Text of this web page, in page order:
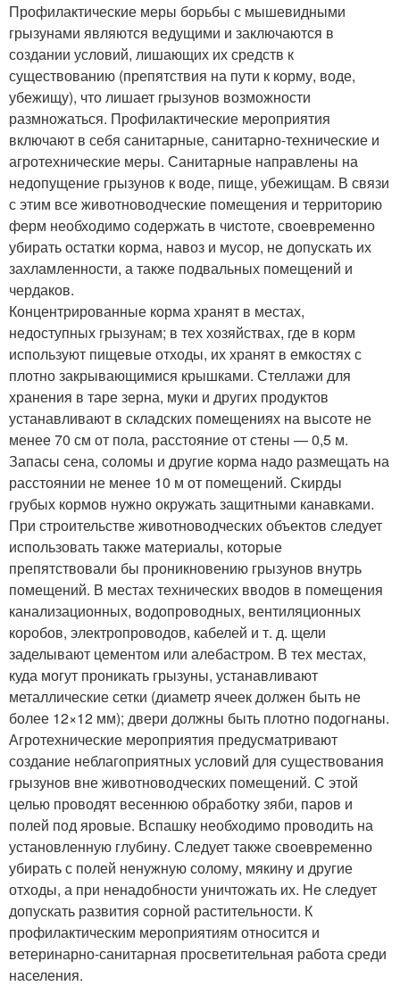
Профилактические меры борьбы с мышевидными
грызунами являются ведущими и заключаются в
создании условий, лишающих их средств к
существованию (препятствия на пути к корму, воде,
убежищу), что лишает грызунов возможности
размножаться. Профилактические мероприятия
включают в себя санитарные, санитарно-технические и
агротехнические меры. Санитарные направлены на
недопущение грызунов к воде, пище, убежищам. В связи
с этим все животноводческие помещения и территорию
ферм необходимо содержать в чистоте, своевременно
убирать остатки корма, навоз и мусор, не допускать их
захламленности, а также подвальных помещений и
чердаков.
Концентрированные корма хранят в местах,
недоступных грызунам; в тех хозяйствах, где в корм
используют пищевые отходы, их хранят в емкостях с
плотно закрывающимися крышками. Стеллажи для
хранения в таре зерна, муки и других продуктов
устанавливают в складских помещениях на высоте не
менее 70 см от пола, расстояние от стены — 0,5 м.
Запасы сена, соломы и другие корма надо размещать на
расстоянии не менее 10 м от помещений. Скирды
грубых кормов нужно окружать защитными канавками.
При строительстве животноводческих объектов следует
использовать также материалы, которые
препятствовали бы проникновению грызунов внутрь
помещений. В местах технических вводов в помещения
канализационных, водопроводных, вентиляционных
коробов, электропроводов, кабелей и т. д. щели
заделывают цементом или алебастром. В тех местах,
куда могут проникать грызуны, устанавливают
металлические сетки (диаметр ячеек должен быть не
более 12×12 мм); двери должны быть плотно подогнаны.
Агротехнические мероприятия предусматривают
создание неблагоприятных условий для существования
грызунов вне животноводческих помещений. С этой
целью проводят весеннюю обработку зяби, паров и
полей под яровые. Вспашку необходимо проводить на
установленную глубину. Следует также своевременно
убирать с полей ненужную солому, мякину и другие
отходы, а при ненадобности уничтожать их. Не следует
допускать развития сорной растительности. К
профилактическим мероприятиям относится и
ветеринарно-санитарная просветительная работа среди
населения.